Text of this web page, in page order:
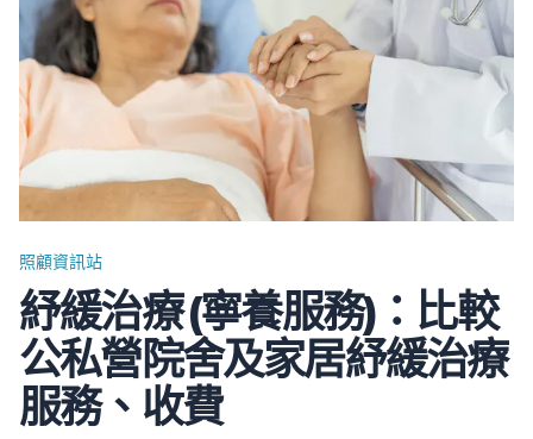
照顧資訊站
紓緩治療 (寧養服務)：比較
公私營院舍及家居紓緩治療
服務、收費